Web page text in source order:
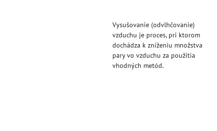
Vysušovanie (odvlhčovanie)
vzduchu je proces, pri ktorom
dochádza k zníženiu množstva
pary vo vzduchu za použitia
vhodných metód.